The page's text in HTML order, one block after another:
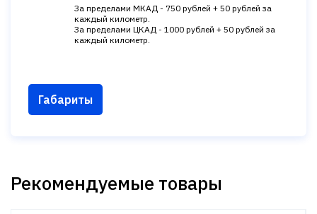
За пределами МКАД - 750 рублей + 50 рублей за
каждый километр.
За пределами ЦКАД - 1000 рублей + 50 рублей за
каждый километр.
Габариты
Рекомендуемые товары